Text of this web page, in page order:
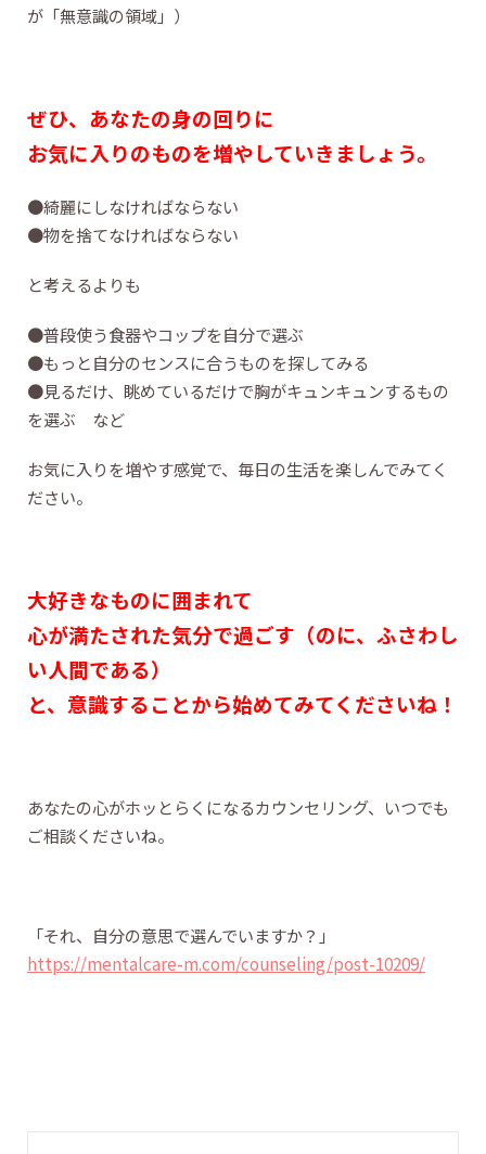
が「無意識の領域」）
ぜひ、あなたの身の回りに
お気に入りのものを増やしていきましょう。
●綺麗にしなければならない
●物を捨てなければならない
と考えるよりも
●普段使う食器やコップを自分で選ぶ
●もっと自分のセンスに合うものを探してみる
●見るだけ、眺めているだけで胸がキュンキュンするもの
を選ぶ など
お気に入りを増やす感覚で、毎日の生活を楽しんでみてく
ださい。
大好きなものに囲まれて
心が満たされた気分で過ごす（のに、ふさわし
い人間である）
と、意識することから始めてみてくださいね！
あなたの心がホッとらくになるカウンセリング、いつでも
ご相談くださいね。
「それ、自分の意思で選んでいますか？」
https://mentalcare-m.com/counseling/post-10209/